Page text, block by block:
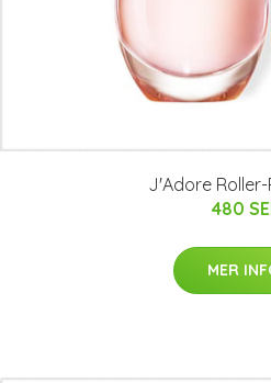
J'Adore Roller-
480
MER